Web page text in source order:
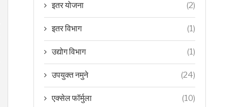
इतर योजना (2)
इतर विभाग (1)
उद्योग विभाग (1)
उपयुक्त नमुने (24)
एक्सेल फॉर्मुला (10)